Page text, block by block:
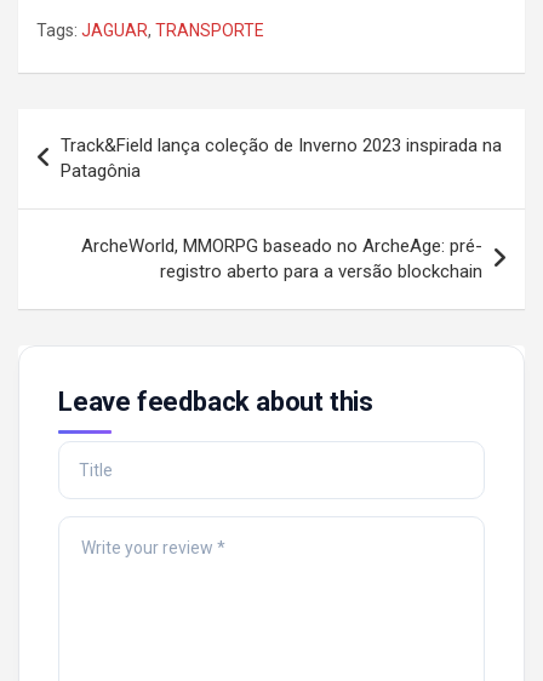
Tags: JAGUAR, TRANSPORTE
navigation
Track&Field lança coleção de Inverno 2023 inspirada na
Patagônia
ArcheWorld, MMORPG baseado no ArcheAge: pré-
registro aberto para a versão blockchain
Leave feedback about this